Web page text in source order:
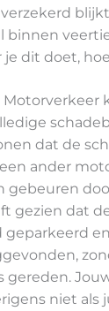
binnen
je dit doet,
Motorverkeer
dat de
ander
gebeuren
gezien dat
gereden.
niet als